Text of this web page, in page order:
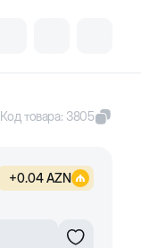
Код товара: 3805
+0.04AZN